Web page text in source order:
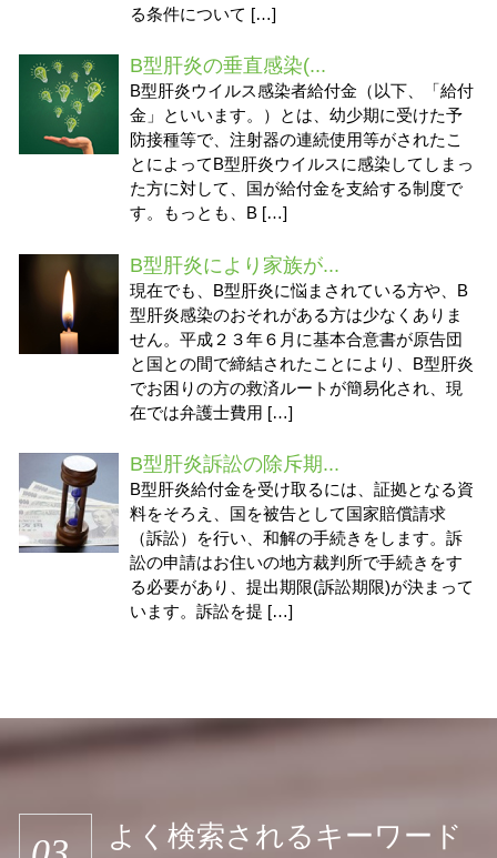
る条件について […]
B型肝炎の垂直感染(...
B型肝炎ウイルス感染者給付金（以下、「給付
金」といいます。）とは、幼少期に受けた予
防接種等で、注射器の連続使用等がされたこ
とによってB型肝炎ウイルスに感染してしまっ
た方に対して、国が給付金を支給する制度で
す。もっとも、B […]
B型肝炎により家族が...
現在でも、B型肝炎に悩まされている方や、B
型肝炎感染のおそれがある方は少なくありま
せん。平成２３年６月に基本合意書が原告団
と国との間で締結されたことにより、B型肝炎
でお困りの方の救済ルートが簡易化され、現
在では弁護士費用 […]
B型肝炎訴訟の除斥期...
B型肝炎給付金を受け取るには、証拠となる資
料をそろえ、国を被告として国家賠償請求
（訴訟）を行い、和解の手続きをします。訴
訟の申請はお住いの地方裁判所で手続きをす
る必要があり、提出期限(訴訟期限)が決まって
います。訴訟を提 […]
よく検索されるキーワード